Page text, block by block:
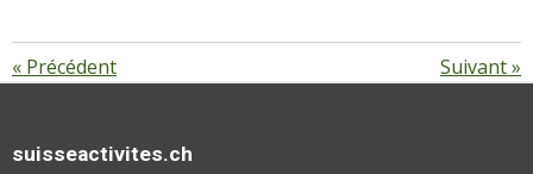
« Précédent Suivant»
suisseactivites.ch